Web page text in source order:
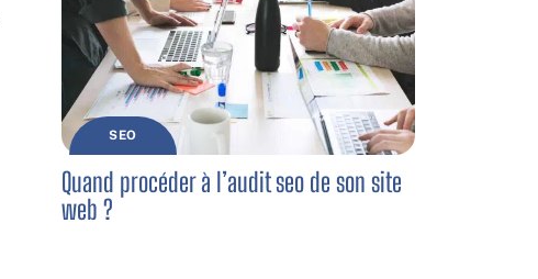
SEO
Quand procéder à l’audit seo de son site
web ?